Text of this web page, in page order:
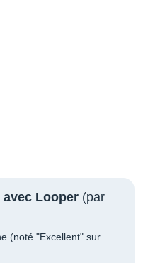
Looper (par
(noté "Excellent" sur